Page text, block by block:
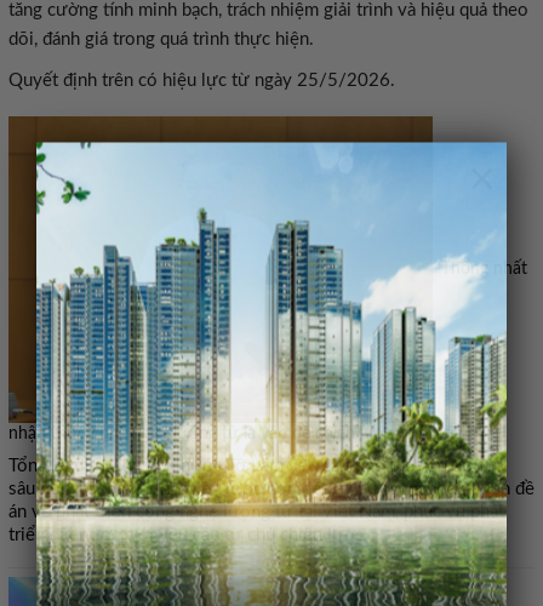
tăng cường tính minh bạch, trách nhiệm giải trình và hiệu quả theo
dõi, đánh giá trong quá trình thực hiện.
Quyết định trên có hiệu lực từ ngày 25/5/2026.
‘Thống nhất
nhận thức công nghệ lượng tử là vấn đề chiến lược quốc gia’
Tổng Bí thư, Chủ tịch nước Tô Lâm yêu cầu tiếp tục nghiên cứu
sâu hơn, bài bản hơn, chiến lược hơn để xây dựng và hoàn thiện đề
án về phát triển công nghệ lượng tử tại Việt Nam, phục vụ phát
triển đất nước, với yêu cầu tự chủ chiến lược.